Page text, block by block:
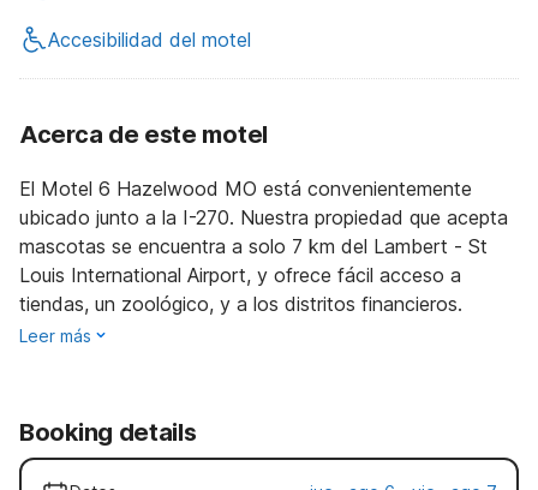
Accesibilidad del motel
Acerca de este motel
El Motel 6 Hazelwood MO está convenientemente
ubicado junto a la I-270. Nuestra propiedad que acepta
mascotas se encuentra a solo 7 km del Lambert - St
Louis International Airport, y ofrece fácil acceso a
tiendas, un zoológico, y a los distritos financieros.
Leer más
Booking details